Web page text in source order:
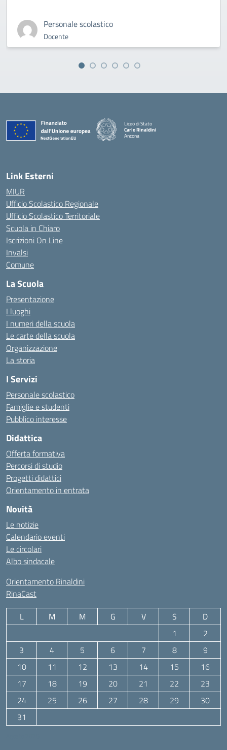
Personale scolastico
Docente
Liceo di Stato
Carlo Rinaldini
Ancona
Link Esterni
MIUR
Ufficio Scolastico Regionale
Ufficio Scolastico Territoriale
Scuola in Chiaro
Iscrizioni On Line
Invalsi
Comune
La Scuola
Presentazione
I luoghi
I numeri della scuola
Le carte della scuola
Organizzazione
La storia
I Servizi
Personale scolastico
Famiglie e studenti
Pubblico interesse
Didattica
Offerta formativa
Percorsi di studio
Progetti didattici
Orientamento in entrata
Novità
Le notizie
Calendario eventi
Le circolari
Albo sindacale
Orientamento Rinaldini
RinaCast
L M M G V S
D
1
2
3
4 5 6 7 8
9
10
11 12 13 14 15
16
17
18 19 20 21 22
23
24
25 26 27 28 29
30
31